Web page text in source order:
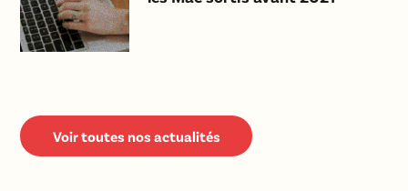
Voir toutes nos actualités